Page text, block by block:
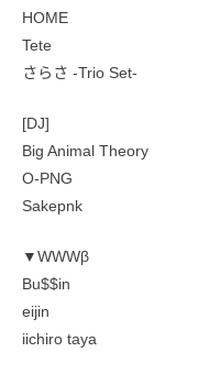
HOME
Tete
さらさ -Trio Set-
[DJ]
Big Animal Theory
O-PNG
Sakepnk
▼WWWβ
Bu$$in
eijin
iichiro taya